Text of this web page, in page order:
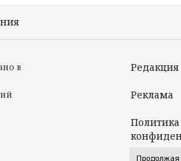
в
Редакция
Реклама
Политика
Продолжая